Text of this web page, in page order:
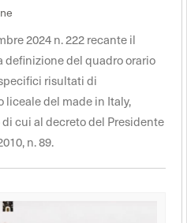
2024 n. 222 recante il
del quadro orario
risultati di
del made in Italy,
cui al decreto del Presidente
n. 89.